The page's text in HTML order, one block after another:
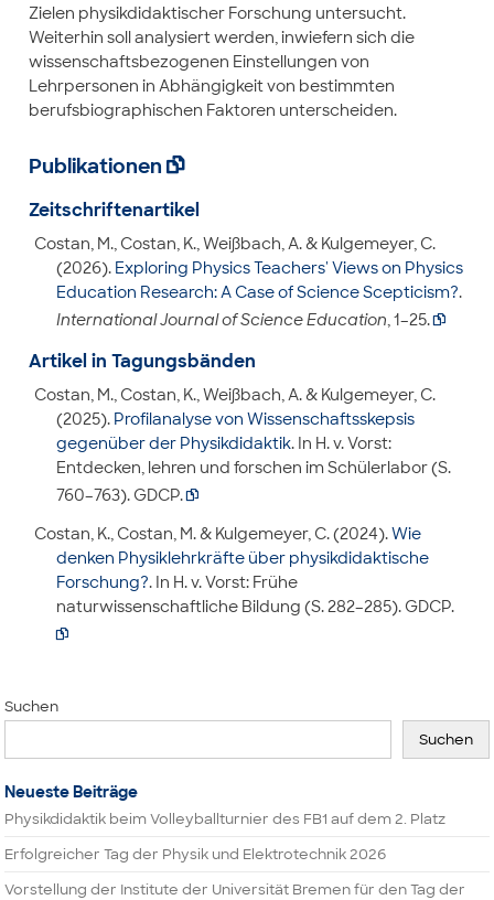
Zielen physikdidaktischer Forschung untersucht.
Weiterhin soll analysiert werden, inwiefern sich die
wissenschaftsbezogenen Einstellungen von
Lehrpersonen in Abhängigkeit von bestimmten
berufsbiographischen Faktoren unterscheiden.
Publikationen 
Zeitschriftenartikel
Costan, M., Costan, K., Weißbach, A. & Kulgemeyer, C.
(2026). Exploring Physics Teachers' Views on Physics
Education Research: A Case of Science Scepticism?.
International Journal of Science Education, 1–25.
Artikel in Tagungsbänden
Costan, M., Costan, K., Weißbach, A. & Kulgemeyer, C.
(2025). Profilanalyse von Wissenschaftsskepsis
gegenüber der Physikdidaktik. In H. v. Vorst:
Entdecken, lehren und forschen im Schülerlabor (S.
760–763). GDCP.
Costan, K., Costan, M. & Kulgemeyer, C. (2024).Wie
denken Physiklehrkräfte über physikdidaktische
Forschung?. In H. v. Vorst: Frühe
naturwissenschaftliche Bildung (S. 282–285). GDCP.

Suchen
Suchen
Neueste Beiträge
Physikdidaktik beim Volleyballturnier des FB1 auf dem 2. Platz
Erfolgreicher Tag der Physik und Elektrotechnik 2026
Vorstellung der Institute der Universität Bremen für den Tag der